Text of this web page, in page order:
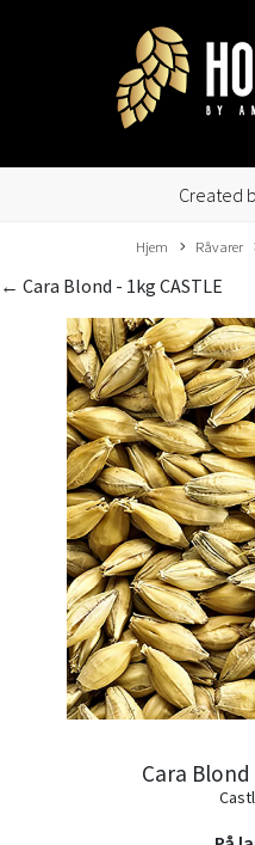
Created
Hjem Råvarer
← Cara Blond - 1kg CASTLE
Cara Blond